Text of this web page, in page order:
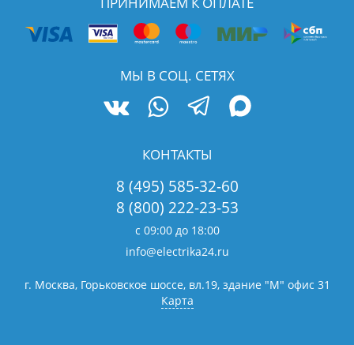
МЫ В СОЦ. СЕТЯХ
КОНТАКТЫ
8 (495) 585-32-60
8 (800) 222-23-53
с 09:00 до 18:00
info@electrika24.ru
г. Москва, Горьковское шоссе, вл.19, здание "М" офис 31
Карта